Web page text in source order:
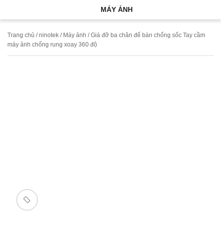
MÁY ẢNH
Trang chủ /ninotek / Máy ảnh / Giá đỡ ba chân để bàn chống sốc Tay cầm
máy ảnh chống rung xoay 360 độ
🔍